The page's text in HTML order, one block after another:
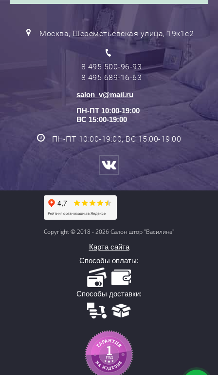
Москва, Шереметьевская улица, 19к1с2
8 495 500-96-93
8 495 689-16-63
salon_v@mail.ru
ПН-ПТ 10:00-19:00
ВС 15:00-19:00
ПН-ПТ 10:00-19:00, ВС 15:00-19:00
Copyright © 2018 - 2026 Салон штор "Василина"
Карта сайта
Способы оплаты:
Способы доставки: